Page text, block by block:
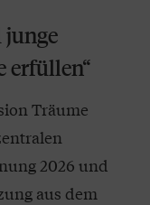
erfüllen“
Träume
2026 und
aus dem